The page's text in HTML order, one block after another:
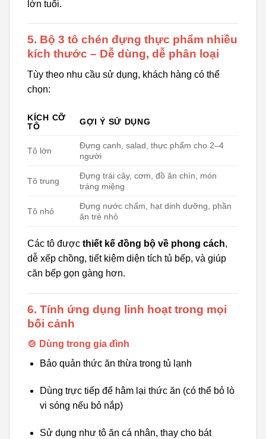
lớn tuổi.
5. Bộ 3 tô chén đựng thực phẩm nhiều
kích thước – Dễ dùng, dễ phân loại
Tùy theo nhu cầu sử dụng, khách hàng có thể
chọn:
KÍCH CỠ
TÔ
GỢI Ý SỬ DỤNG
Tô lớn
Đựng canh, salad, thực phẩm cho 2–4
người
Tô trung
Đựng trái cây, cơm, đồ ăn chín, món
tráng miệng
Tô nhỏ
Đựng nước chấm, hạt dinh dưỡng, phần
ăn trẻ nhỏ
Các tô được thiết kế đồng bộ về phong cách,
dễ xếp chồng, tiết kiệm diện tích tủ bếp, và giúp
căn bếp gọn gàng hơn.
6. Tính ứng dụng linh hoạt trong mọi
bối cảnh
🍲 Dùng trong gia đình
Bảo quản thức ăn thừa trong tủ lạnh
Dùng trực tiếp để hâm lại thức ăn (có thể bỏ lò
vi sóng nếu bỏ nắp)
Sử dụng như tô ăn cá nhân, thay cho bát